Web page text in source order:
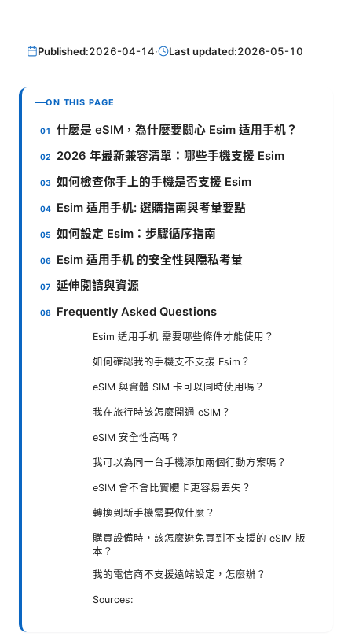
Published:2026-04-14· Last updated:2026-05-10
ON THIS PAGE
什麼是 eSIM，為什麼要關心 Esim 适用手机？
2026 年最新兼容清單：哪些手機支援 Esim
如何檢查你手上的手機是否支援 Esim
Esim 适用手机: 選購指南與考量要點
如何設定 Esim：步驟循序指南
Esim 适用手机 的安全性與隱私考量
延伸閱讀與資源
Frequently Asked Questions
Esim 适用手机 需要哪些條件才能使用？
如何確認我的手機支不支援 Esim？
eSIM 與實體 SIM 卡可以同時使用嗎？
我在旅行時該怎麼開通 eSIM？
eSIM 安全性高嗎？
我可以為同一台手機添加兩個行動方案嗎？
eSIM 會不會比實體卡更容易丟失？
轉換到新手機需要做什麼？
購買設備時，該怎麼避免買到不支援的 eSIM 版
本？
我的電信商不支援遠端設定，怎麼辦？
Sources: